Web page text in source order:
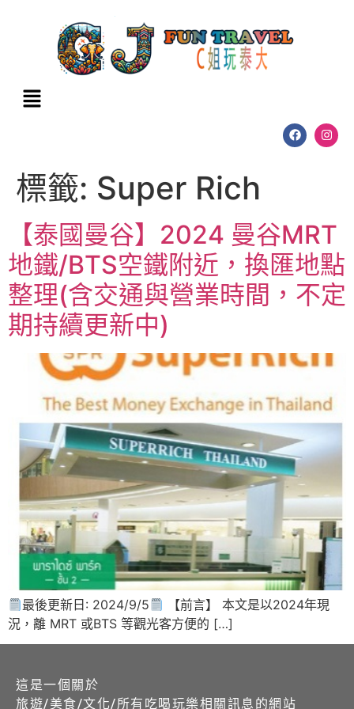
標籤: Super Rich
【泰國曼谷】2024 曼谷MRT
地鐵/BTS空鐵附近，換匯地點
整理(含交通與營業時間，不定
期持續更新中)
最後更新日: 2024/9/5
【前言】 本文是以2024年現
況，離 MRT 或BTS 等觀光客方便的 […]
這是一個關於
旅遊/美食/文化/所有吃喝玩樂相關訊息的網站